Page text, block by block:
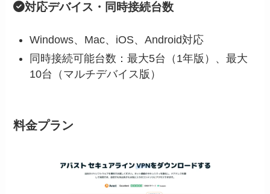
対応デバイス・同時接続台数
Windows、Mac、iOS、Android対応
同時接続可能台数：最大5台（1年版）、最大
10台（マルチデバイス版）
料金プラン